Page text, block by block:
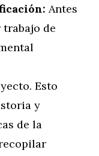
Antes
de
Esto
y
de la